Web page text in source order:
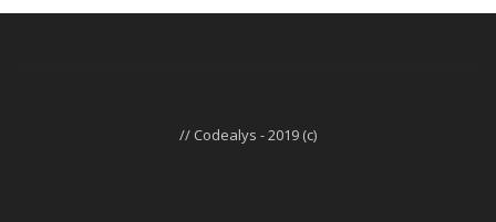
// Codealys - 2019 (c)